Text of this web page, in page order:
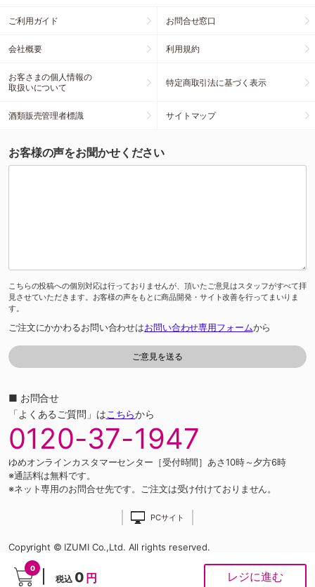
0
税込 0 円 レジに進む
ご利用ガイド お問合せ窓口
会社概要 利用規約
お客さまの個人情報の
取扱いについて
特定商取引法に基づく表示
酒類販売管理者標識 サイトマップ
お客様の声をお聞かせください
こちらの投稿への個別対応は行っておりませんが、頂いたご意見はスタッフがすべて拝
見させていただきます。お客様の声をもとに商品開発・サイト改善を行ってまいりま
す。
ご注文にかかわるお問い合わせはお問い合わせ専用フォームから
■ お問合せ
「よくあるご質問」はこちらから
0120-37-1947
ゆめオンラインカスタマーセンター［受付時間］あさ10時～夕方6時
※通話料は無料です。
※ネット専用のお問合せ先です。ご注文は受け付けておりません。
PCサイト
Copyright © IZUMI Co.,Ltd. All rights reserved.